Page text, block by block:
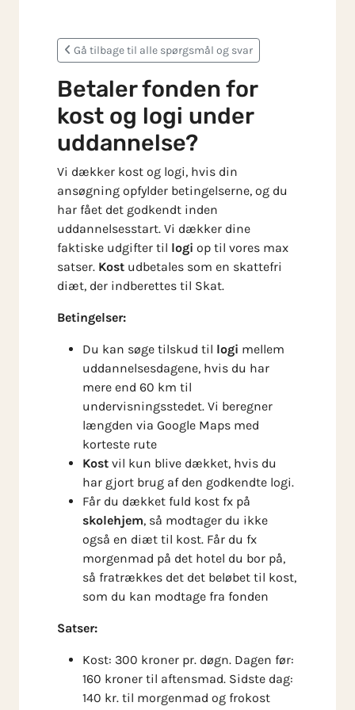
Gå tilbage til alle spørgsmål og svar
Betaler fonden for
kost og logi under
uddannelse?
Vi dækker kost og logi, hvis din
ansøgning opfylder betingelserne, og du
har fået det godkendt inden
uddannelsesstart. Vi dækker dine
faktiske udgifter til logi op til vores max
satser. Kost udbetales som en skattefri
diæt, der indberettes til Skat.
Betingelser:
Du kan søge tilskud til logi mellem
uddannelsesdagene, hvis du har
mere end 60 km til
undervisningsstedet. Vi beregner
længden via Google Maps med
korteste rute
Kost vil kun blive dækket, hvis du
har gjort brug af den godkendte logi.
Får du dækket fuld kost fx på
skolehjem, så modtager du ikke
også en diæt til kost. Får du fx
morgenmad på det hotel du bor på,
så fratrækkes det det beløbet til kost,
som du kan modtage fra fonden
Satser:
Kost: 300 kroner pr. døgn. Dagen før:
160 kroner til aftensmad. Sidste dag:
140 kr. til morgenmad og frokost